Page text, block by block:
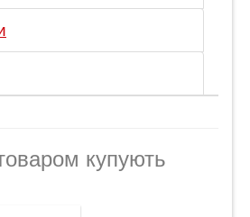
купують